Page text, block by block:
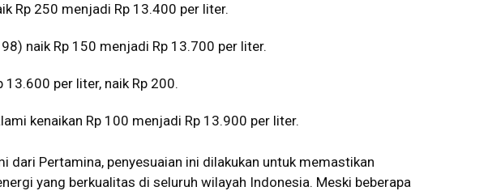
Rp 250 menjadi Rp 13.400 per liter.
naik Rp 150 menjadi Rp 13.700 per liter.
13.600 per liter, naik Rp 200.
kenaikan Rp 100 menjadi Rp 13.900 per liter.
dari Pertamina, penyesuaian ini dilakukan untuk memastikan
yang berkualitas di seluruh wilayah Indonesia. Meski beberapa